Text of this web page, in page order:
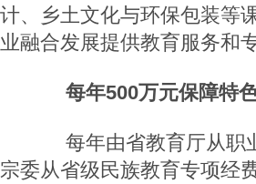
计、乡土文化与环保包装等
业融合发展提供教育服务和
每年500万元保障特
每年由省教育厅从职
宗委从省级民族教育专项经